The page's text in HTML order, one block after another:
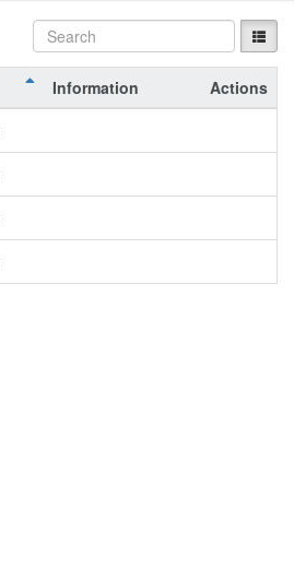
Information
Actions